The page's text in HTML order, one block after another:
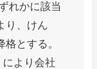
れかに該当
り、けん
とする。
より会社